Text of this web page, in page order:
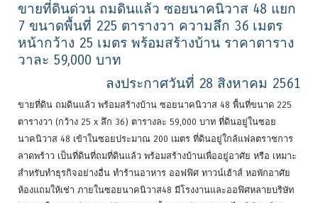
ขายที่ดินด่วน ถมดินแล้ว ซอยนาคนิวาส 48 แยก
7 ขนาดพื้นที่ 225 ตารางวา ความลึก 36 เมตร
หน้ากว้าง 25 เมตร พร้อมสร้างบ้าน ราคาตาราง
วาละ 59,000 บาท
ลงประกาศวันที่ 28 สิงหาคม 2561
ขายที่ดิน ถมดินแล้ว พร้อมสร้างบ้าน ซอยนาคนิวาส 48 พื้นที่ขนาด 225
ตารางวา (กว้าง 25 x ลึก 36) ตารางละ 59,000 บาท ที่ดินอยู่ในซอย
นาคนิวาส 48 เข้าในซอยประมาณ 200 เมตร ที่ดินอยู่ใกล้แฟลตราชการ
ลาดพร้าว เป็นที่ดินที่ถมที่ดินแล้ว พร้อมสร้างบ้านเพื่ออยู่อาศัย หรือ เหมาะ
สำหรับทำธุรกิจอย่างอื่น ทำร้านอาหาร ออฟฟิศ ทาวน์เฮ้าส์ หอพักอาศัย
ห้องแถมให้เช่า ภายในซอยนาคนิวาส48 มีโรงงานและออฟิศหลายบริษัท